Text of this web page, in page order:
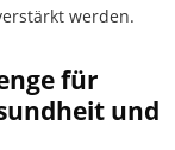
werden.
für
und